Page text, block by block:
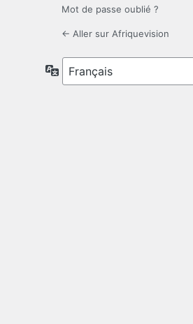
Mot de passe oublié ?
← Aller sur Afriquevision
Langue